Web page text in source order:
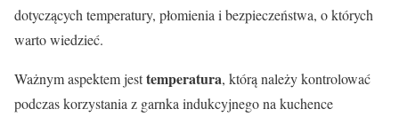
dotyczących temperatury, płomienia i bezpieczeństwa, o których
warto wiedzieć.
Ważnym aspektem jesttemperatura, którą należy kontrolować
podczas korzystania z garnka indukcyjnego na kuchence